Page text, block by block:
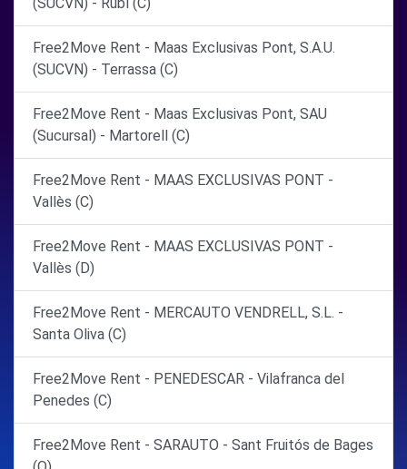
Free2Move Rent - Maas Exclusivas Pont, S.A.U.
(SUCVN) - Terrassa (C)
Free2Move Rent - Maas Exclusivas Pont, SAU
(Sucursal) - Martorell (C)
Free2Move Rent - MAAS EXCLUSIVAS PONT -
Vallès (C)
Free2Move Rent - MAAS EXCLUSIVAS PONT -
Vallès (D)
Free2Move Rent - MERCAUTO VENDRELL, S.L. -
Santa Oliva (C)
Free2Move Rent - PENEDESCAR - Vilafranca del
Penedes (C)
Free2Move Rent - SARAUTO - Sant Fruitós de Bages